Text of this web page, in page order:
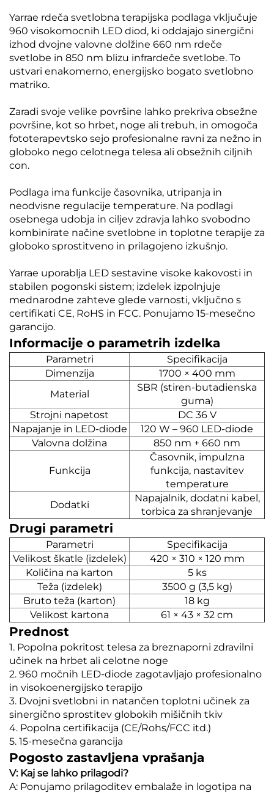
Yarrae rdeča svetlobna terapijska podlaga vključuje
960 visokomocnih LED diod, ki oddajajo sinergični
izhod dvojne valovne dolžine 660 nm rdeče
svetlobe in 850 nm blizu infrardeče svetlobe. To
ustvari enakomerno, energijsko bogato svetlobno
matriko.
Zaradi svoje velike površine lahko prekriva obsežne
površine, kot so hrbet, noge ali trebuh, in omogoča
fototerapevtsko sejo profesionalne ravni za nežno in
globoko nego celotnega telesa ali obsežnih ciljnih
con.
Podlaga ima funkcije časovnika, utripanja in
neodvisne regulacije temperature. Na podlagi
osebnega udobja in ciljev zdravja lahko svobodno
kombinirate načine svetlobne in toplotne terapije za
globoko sprostitveno in prilagojeno izkušnjo.
Yarrae uporablja LED sestavine visoke kakovosti in
stabilen pogonski sistem; izdelek izpolnjuje
mednarodne zahteve glede varnosti, vključno s
certifikati CE, RoHS in FCC. Ponujamo 15-mesečno
garancijo.
Informacije o parametrih izdelka
Parametri
Specifikacija
Dimenzija
1700 × 400 mm
Material
SBR (stiren-butadienska
guma)
Strojni napetost
DC 36 V
Napajanje in LED-diode
120 W – 960 LED-diode
Valovna dolžina
850 nm + 660 nm
Funkcija
Časovnik, impulzna
funkcija, nastavitev
temperature
Dodatki
Napajalnik, dodatni kabel,
torbica za shranjevanje
Drugi parametri
Parametri
Specifikacija
Velikost škatle (izdelek)
420 × 310 × 120 mm
Količina na karton
5 ks
Teža (izdelek)
3500 g (3,5 kg)
Bruto teža (karton)
18 kg
Velikost kartona
61 × 43 × 32 cm
Prednost
1. Popolna pokritost telesa za breznaporni zdravilni
učinek na hrbet ali celotne noge
2. 960 močnih LED-diode zagotavljajo profesionalno
in visokoenergijsko terapijo
3. Dvojni svetlobni in natančen toplotni učinek za
sinergično sprostitev globokih mišičnih tkiv
4. Popolna certifikacija (CE/Rohs/FCC itd.)
5. 15-mesečna garancija
Pogosto zastavljena vprašanja
V: Kaj se lahko prilagodi?
A: Ponujamo prilagoditev embalaže in logotipa na